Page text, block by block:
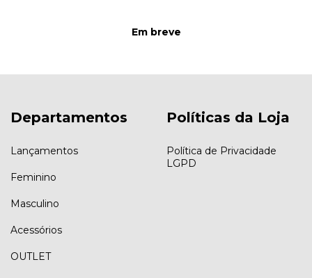
Em breve
Departamentos
Lançamentos
Feminino
Masculino
Acessórios
OUTLET
Políticas da Loja
Política de Privacidade
LGPD